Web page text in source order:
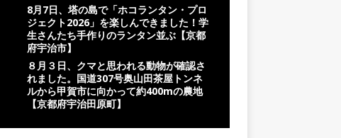
8月7日、塔の島で「ホコランタン・プロ
ジェクト2026」を楽しんできました！学
生さんたち手作りのランタン並ぶ【京都
府宇治市】
８月３日、クマと思われる動物が確認さ
れました。国道307号奥山田茶屋トンネ
ルから甲賀市に向かって約400mの農地
【京都府宇治田原町】